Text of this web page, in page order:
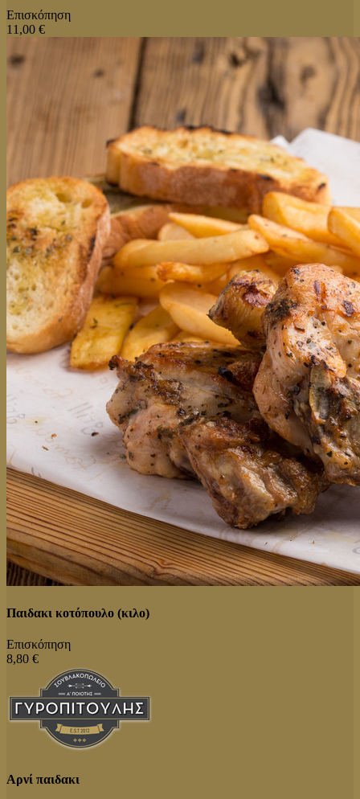
Επισκόπηση
11,00 €
Παιδακι κοτόπουλο (κιλο)
Επισκόπηση
8,80 €
Αρνί παιδακι